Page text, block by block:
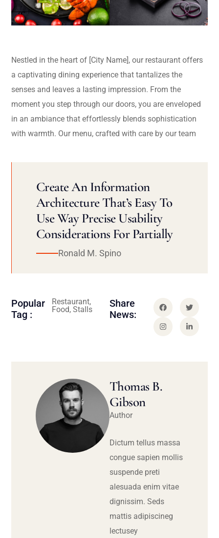
Nestled in the heart of [City Name], our restaurant offers
a captivating dining experience that tantalizes the
senses and leaves a lasting impression. From the
moment you step through our doors, you are enveloped
in an ambiance that effortlessly blends sophistication
with warmth. Our menu, crafted with care by our team
Create An Information
Architecture That’s Easy To
Use Way Precise Usability
Considerations For Partially
Ronald M. Spino
Popular
Tag :
Restaurant,
Food, Stalls
Share
News:
Thomas B.
Gibson
Author
Dictum tellus massa
congue sapien mollis
suspende preti
alesuada enim vitae
dignissim. Seds
mattis adipiscineg
lectusey